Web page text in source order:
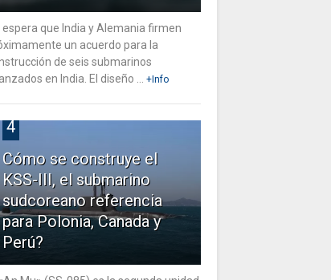
espera que India y Alemania firmen
un acuerdo para la
de seis submarinos
en India. El diseño ...
+Info
4
Cómo se construye el
KSS-III, el submarino
sudcoreano referencia
para Polonia, Canada y
Perú?